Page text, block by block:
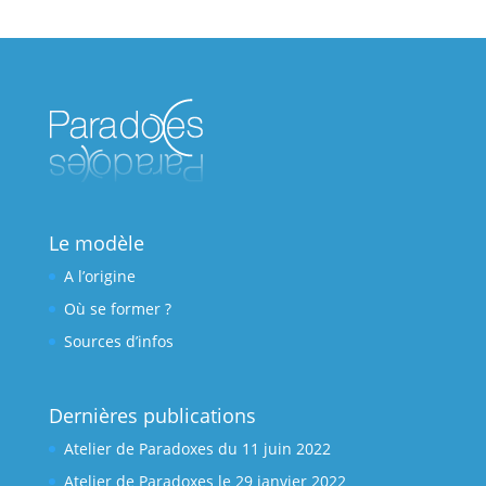
Le modèle
A l’origine
Où se former ?
Sources d’infos
Dernières publications
Atelier de Paradoxes du 11 juin 2022
Atelier de Paradoxes le 29 janvier 2022